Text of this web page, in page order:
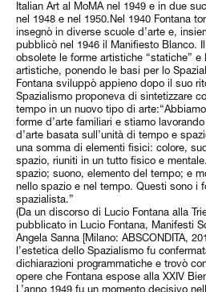
Italian Art al MoMA nel 1949 e in due
nel 1948 e nel 1950.Nel 1940 Fontana
insegnò in diverse scuole d’arte e,
pubblicò nel 1946 il Manifiesto Blanco.
obsolete le forme artistiche “statiche”
artistiche, ponendo le basi per lo
Fontana sviluppò appieno dopo il suo
Spazialismo proponeva di sintetizzare
tempo in un nuovo tipo di
forme d’arte familiari e stiamo
d’arte basata sull’unità di tempo e
una somma di elementi fisici: colore,
spazio, riuniti in un tutto fisico e
spazio; suono, elemento del tempo; e
nello spazio e nel tempo. Questi sono i
spazialista.”
(Da un discorso di Lucio Fontana alla
pubblicato in Lucio Fontana, Manifesti
Angela Sanna [Milano: ABSCONDITA,
l’estetica dello Spazialismo fu
dichiarazioni programmatiche e trovò
opere che Fontana espose alla XXIV
L’anno 1949 fu un momento decisivo